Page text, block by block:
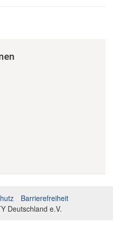
Barrierefreiheit
Deutschland e.V.